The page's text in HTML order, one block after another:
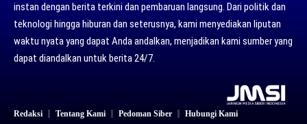
instan dengan berita terkini dan pembaruan langsung. Dari politik dan
teknologi hingga hiburan dan seterusnya, kami menyediakan liputan
waktu nyata yang dapat Anda andalkan, menjadikan kami sumber yang
dapat diandalkan untuk berita 24/7.
Redaksi Tentang Kami Pedoman Siber Hubungi Kami